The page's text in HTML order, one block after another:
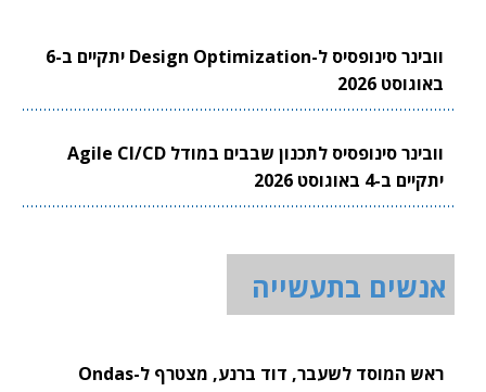
וובינר סינופסיס ל-Design Optimization יתקיים ב-6
באוגוסט 2026
וובינר סינופסיס לתכנון שבבים במודל Agile CI/CD
יתקיים ב-4 באוגוסט 2026
אנשים בתעשייה
ראש המוסד לשעבר, דוד ברנע, מצטרף ל-Ondas